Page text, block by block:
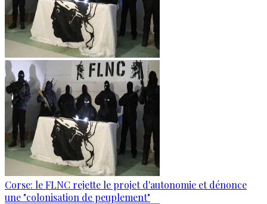
Corse: le FLNC rejette le projet d'autonomie et dénonce
une "colonisation de peuplement"